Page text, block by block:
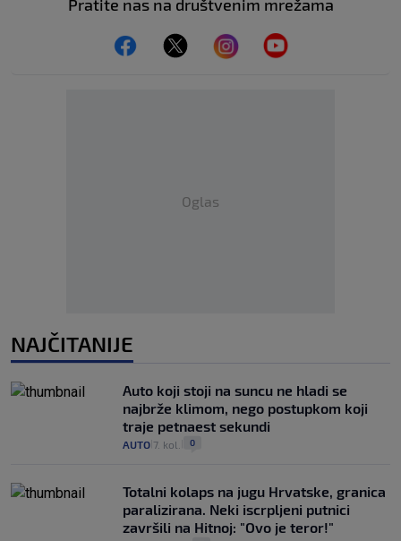
Pratite nas na društvenim mrežama
Oglas
NAJČITANIJE
Auto koji stoji na suncu ne hladi se
najbrže klimom, nego postupkom koji
traje petnaest sekundi
AUTO 7. kol. 0
Totalni kolaps na jugu Hrvatske, granica
paralizirana. Neki iscrpljeni putnici
završili na Hitnoj: "Ovo je teror!"